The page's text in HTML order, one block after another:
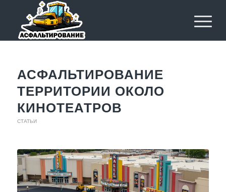
АСФАЛЬТИРОВАНИЕ
ТЕРРИТОРИИ ОКОЛО
КИНОТЕАТРОВ
СТАТЬИ